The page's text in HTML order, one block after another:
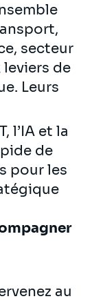
secteur
de
Leurs
l’IA et la
de
pour les
au